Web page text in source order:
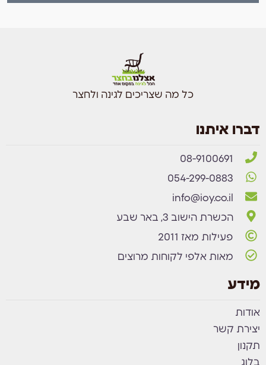
כל מה שצריכים לגינה ולחצר
דברו איתנו
08-9100691
054-299-0883
info@ioy.co.il
הכשרת הישוב 3, באר שבע
פעילות מאז 2011
מאות אלפי לקוחות מרוצים
מידע
אודות
יצירת קשר
תקנון
בלוג